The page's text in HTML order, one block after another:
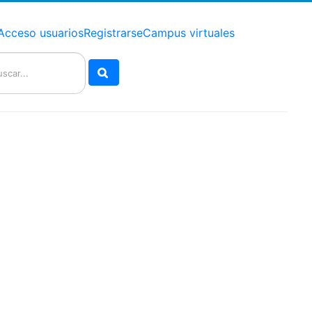
usuariosRegistrarseCampus virtuales